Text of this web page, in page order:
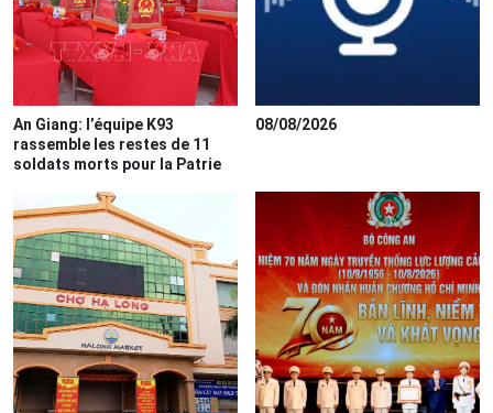
An Giang: l’équipe K93
rassemble les restes de 11
soldats morts pour la Patrie
08/08/2026